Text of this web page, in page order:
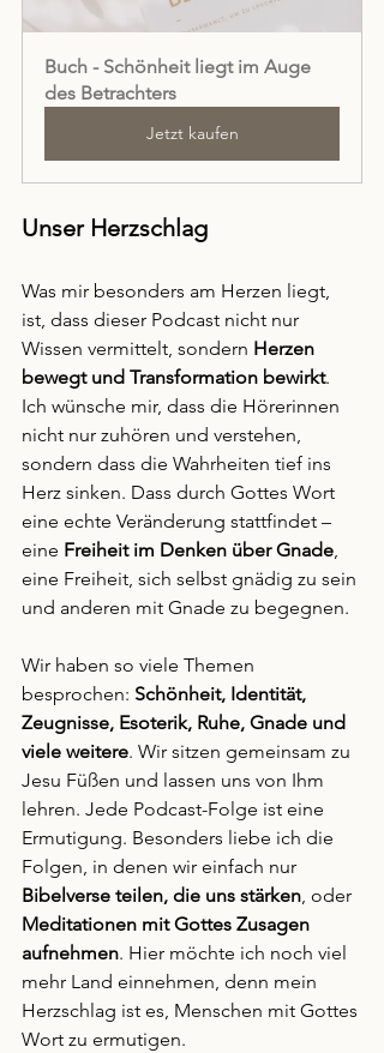
Buch - Schönheit liegt im Auge
des Betrachters
Jetzt kaufen
Unser Herzschlag
Was mir besonders am Herzen liegt,
ist, dass dieser Podcast nicht nur
Wissen vermittelt, sondern Herzen
bewegt und Transformation bewirkt.
Ich wünsche mir, dass die Hörerinnen
nicht nur zuhören und verstehen,
sondern dass die Wahrheiten tief ins
Herz sinken. Dass durch Gottes Wort
eine echte Veränderung stattfindet –
eine Freiheit im Denken über Gnade
eine Freiheit, sich selbst gnädig zu sein
und anderen mit Gnade zu begegnen.
Wir haben so viele Themen
besprochen: Schönheit, Identität,
Zeugnisse, Esoterik, Ruhe, Gnade und
viele weitere. Wir sitzen gemeinsam zu
Jesu Füßen und lassen uns von Ihm
lehren. Jede Podcast-Folge ist eine
Ermutigung. Besonders liebe ich die
Folgen, in denen wir einfach nur
Bibelverse teilen, die uns stärken , oder
Meditationen mit Gottes Zusagen
aufnehmen. Hier möchte ich noch viel
mehr Land einnehmen, denn mein
Herzschlag ist es, Menschen mit Gottes
Wort zu ermutigen.